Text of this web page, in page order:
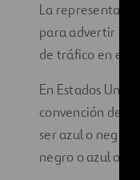
La
para advertir
de tráfico en el
En Estados
convención de
ser azul o negro
negro o azul